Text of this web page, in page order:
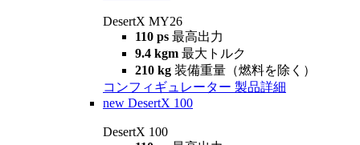
DesertX MY26
110 ps 最高出力
9.4 kgm 最大トルク
210 kg 装備重量（燃料を除く）
コンフィギュレーター 製品詳細
new DesertX 100
DesertX 100